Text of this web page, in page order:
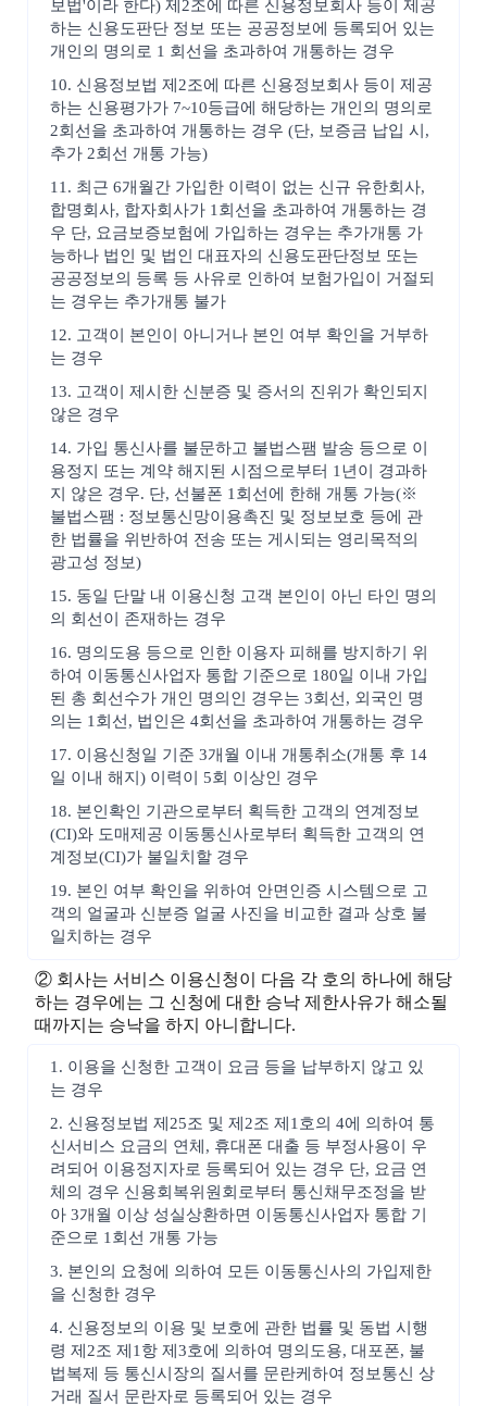
보법'이라 한다) 제2조에 따른 신용정보회사 등이 제공
하는 신용도판단 정보 또는 공공정보에 등록되어 있는
개인의 명의로 1 회선을 초과하여 개통하는 경우
10. 신용정보법 제2조에 따른 신용정보회사 등이 제공
하는 신용평가가 7~10등급에 해당하는 개인의 명의로
2회선을 초과하여 개통하는 경우 (단, 보증금 납입 시,
추가 2회선 개통 가능)
11. 최근 6개월간 가입한 이력이 없는 신규 유한회사,
합명회사, 합자회사가 1회선을 초과하여 개통하는 경
우 단, 요금보증보험에 가입하는 경우는 추가개통 가
능하나 법인 및 법인 대표자의 신용도판단정보 또는
공공정보의 등록 등 사유로 인하여 보험가입이 거절되
는 경우는 추가개통 불가
12. 고객이 본인이 아니거나 본인 여부 확인을 거부하
는 경우
13. 고객이 제시한 신분증 및 증서의 진위가 확인되지
않은 경우
14. 가입 통신사를 불문하고 불법스팸 발송 등으로 이
용정지 또는 계약 해지된 시점으로부터 1년이 경과하
지 않은 경우. 단, 선불폰 1회선에 한해 개통 가능(※
불법스팸 : 정보통신망이용촉진 및 정보보호 등에 관
한 법률을 위반하여 전송 또는 게시되는 영리목적의
광고성 정보)
15. 동일 단말 내 이용신청 고객 본인이 아닌 타인 명의
의 회선이 존재하는 경우
16. 명의도용 등으로 인한 이용자 피해를 방지하기 위
하여 이동통신사업자 통합 기준으로 180일 이내 가입
된 총 회선수가 개인 명의인 경우는 3회선, 외국인 명
의는 1회선, 법인은 4회선을 초과하여 개통하는 경우
17. 이용신청일 기준 3개월 이내 개통취소(개통 후 14
일 이내 해지) 이력이 5회 이상인 경우
18. 본인확인 기관으로부터 획득한 고객의 연계정보
(CI)와 도매제공 이동통신사로부터 획득한 고객의 연
계정보(CI)가 불일치할 경우
19. 본인 여부 확인을 위하여 안면인증 시스템으로 고
객의 얼굴과 신분증 얼굴 사진을 비교한 결과 상호 불
일치하는 경우
② 회사는 서비스 이용신청이 다음 각 호의 하나에 해당
하는 경우에는 그 신청에 대한 승낙 제한사유가 해소될
때까지는 승낙을 하지 아니합니다.
1. 이용을 신청한 고객이 요금 등을 납부하지 않고 있
는 경우
2. 신용정보법 제25조 및 제2조 제1호의 4에 의하여 통
신서비스 요금의 연체, 휴대폰 대출 등 부정사용이 우
려되어 이용정지자로 등록되어 있는 경우 단, 요금 연
체의 경우 신용회복위원회로부터 통신채무조정을 받
아 3개월 이상 성실상환하면 이동통신사업자 통합 기
준으로 1회선 개통 가능
3. 본인의 요청에 의하여 모든 이동통신사의 가입제한
을 신청한 경우
4. 신용정보의 이용 및 보호에 관한 법률 및 동법 시행
령 제2조 제1항 제3호에 의하여 명의도용, 대포폰, 불
법복제 등 통신시장의 질서를 문란케하여 정보통신 상
거래 질서 문란자로 등록되어 있는 경우